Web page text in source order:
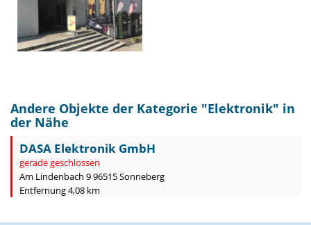
Andere Objekte der Kategorie "Elektronik" in
der Nähe
DASA Elektronik GmbH
gerade geschlossen
Am Lindenbach 9 96515 Sonneberg
Entfernung 4,08 km